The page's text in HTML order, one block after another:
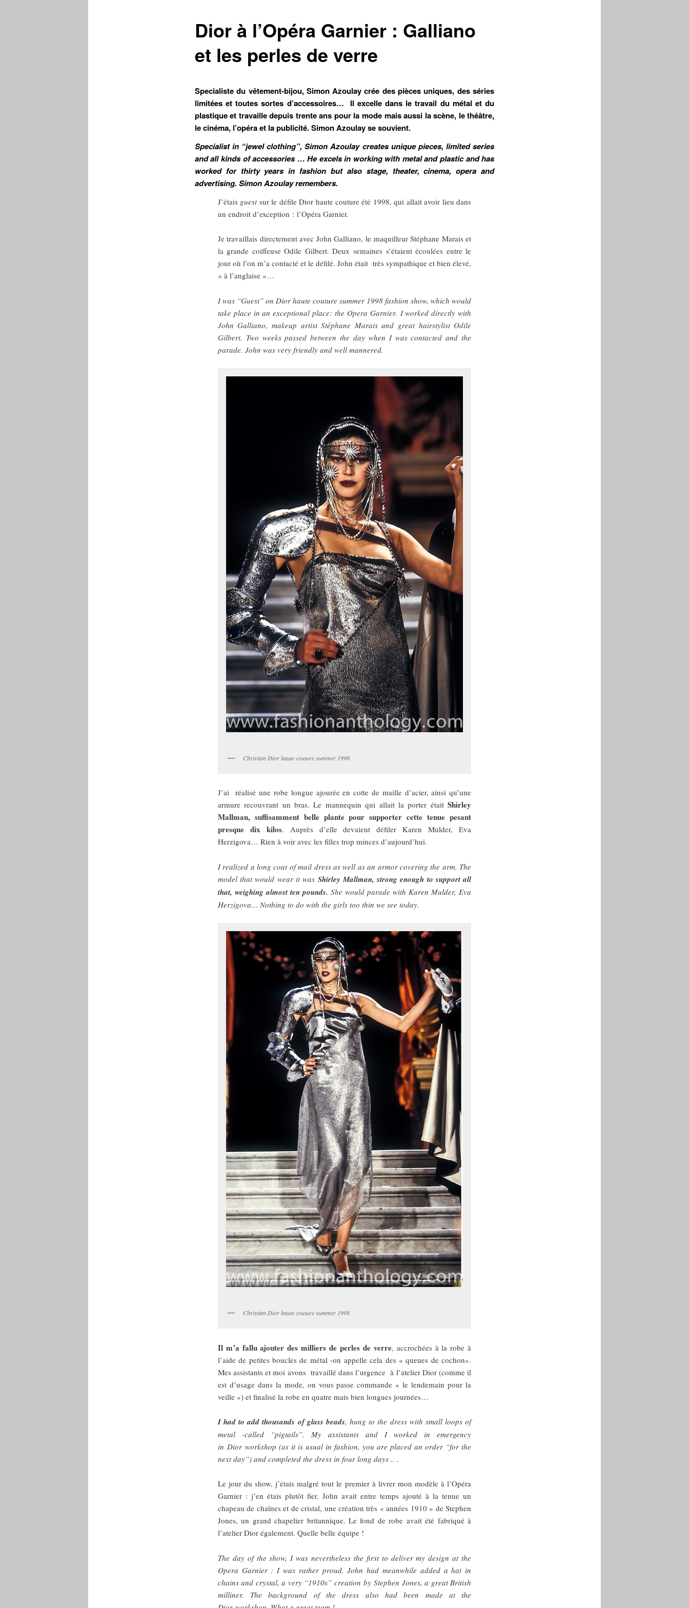
Dior à l’Opéra Garnier : Galliano
et les perles de verre
Specialiste du vêtement-bijou, Simon Azoulay crée des pièces uniques, des séries
limitées et toutes sortes d’accessoires… Il excelle dans le travail du métal et du
plastique et travaille depuis trente ans pour la mode mais aussi la scène, le théâtre,
le cinéma, l’opéra et la publicité. Simon Azoulay se souvient.
Specialist in “jewel clothing”, Simon Azoulay creates unique pieces, limited series
and all kinds of accessories … He excels in working with metal and plastic and has
worked for thirty years in fashion but also stage, theater, cinema, opera and
advertising. Simon Azoulay remembers.
J’étais guestsur le défile Dior haute couture été 1998, qui allait avoir lieu dans
un endroit d’exception : l’Opéra Garnier.
Je travaillais directement avec John Galliano, le maquilleur Stéphane Marais et
la grande coiffeuse Odile Gilbert. Deux semaines s’étaient écoulées entre le
jour où l’on m’a contacté et le défilé. John était très sympathique et bien élevé,
« à l’anglaise »…
I was “Guest” on Dior haute couture summer 1998 fashion show, which would
take place in an exceptional place: the Opera Garnier. I worked directly with
John Galliano, makeup artist Stéphane Marais and great hairstylist Odile
Gilbert. Two weeks passed between the day when I was contacted and the
parade. John was very friendly and well mannered.
Christian Dior haute couture summer 1998
J’ai réalisé une robe longue ajourée en cotte de maille d’acier, ainsi qu’une
armure recouvrant un bras. Le mannequin qui allait la porter étaitShirley
Mallman, suffisamment belle plante pour supporter cette tenue pesant
presque dix kilos. Auprès d’elle devaient défiler Karen Mulder, Eva
Herzigova… Rien à voir avec les filles trop minces d’aujourd’hui.
I realized a long coat of mail dress as well as an armor covering the arm. The
model that would wear it was Shirley Mallman, strong enough to support all
that, weighing almost ten pounds. She would parade with Karen Mulder, Eva
Herzigova… Nothing to do with the girls too thin we see today.
Christian Dior haute couture summer 1998
Il m’a fallu ajouter des milliers de perles de verre, accrochées à la robe à
l’aide de petites boucles de métal -on appelle cela des « queues de cochon».
Mes assistants et moi avons travaillé dans l’urgence à l’atelier Dior (comme il
est d’usage dans la mode, on vous passe commande « le lendemain pour la
veille ») et finalisé la robe en quatre mais bien longues journées…
I had to add thousands of glass beads, hung to the dress with small loops of
metal -called “pigtails”. My assistants and I worked in emergency
in Dior workshop (as it is usual in fashion, you are placed an order “for the
next day”) and completed the dress in four long days .. .
Le jour du show, j’étais malgré tout le premier à livrer mon modèle à l’Opéra
Garnier : j’en étais plutôt fier. John avait entre temps ajouté à la tenue un
chapeau de chaînes et de cristal, une création très « années 1910 » de Stephen
Jones, un grand chapelier britannique. Le fond de robe avait été fabriqué à
l’atelier Dior également. Quelle belle équipe !
The day of the show, I was nevertheless the first to deliver my design at the
Opera Garnier : I was rather proud. John had meanwhile added a hat in
chains and crystal, a very “1910s” creation by Stephen Jones, a great British
milliner. The background of the dress also had been made ​​at the